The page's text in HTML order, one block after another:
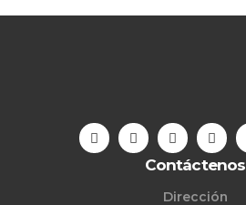
Contáctenos
Dirección